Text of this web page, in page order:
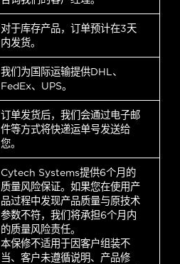
对于库存产品，订单预计在3天
内发货。
我们为国际运输提供DHL、
FedEx、UPS。
订单发货后，我们会通过电子邮
件等方式将快递运单号发送给
您。
Cytech Systems提供6个月的
质量风险保证。如果您在使用产
品过程中发现产品质量与原技术
参数不符，我们将承担6个月内
的质量风险责任。
本保修不适用于因客户组装不
当、客户未遵循说明、产品修